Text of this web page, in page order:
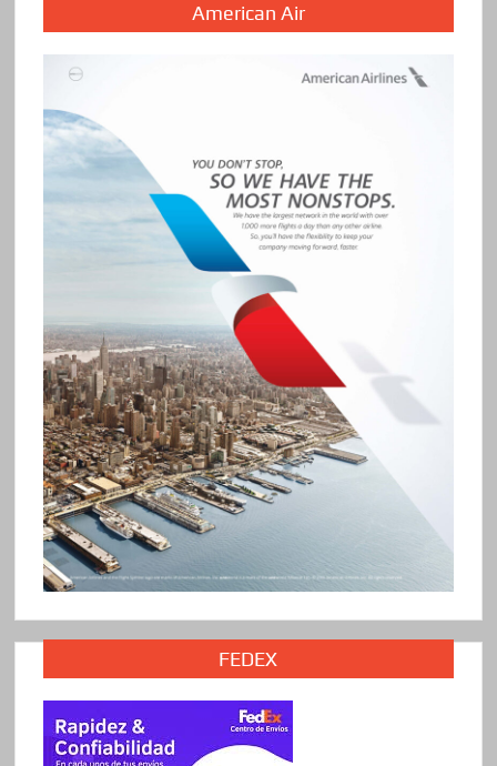
American Air
FEDEX